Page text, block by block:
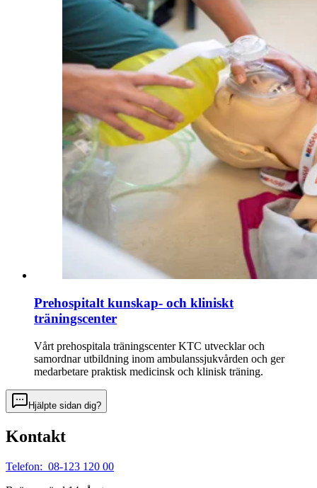
Prehospitalt kunskap- och kliniskt
träningscenter
Vårt prehospitala träningscenter KTC utvecklar och
samordnar utbildning inom ambulanssjukvården och ger
medarbetare praktisk medicinsk och klinisk träning.
Hjälpte sidan dig?
Kontakt
Telefon: 08-123 120 00